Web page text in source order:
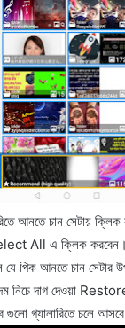
আনতে চান সেটায়
All এ ক্লিক
পিক আনতে চান সেটার
নিচে দাগ দেওয়া
গুলো গ্যালারিতে চলে